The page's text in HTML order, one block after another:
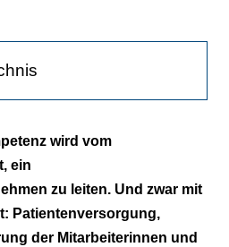
und waswird vom
ein
zu leiten. Und zwar mit
Patientenversorgung,
der Mitarbeiterinnen und